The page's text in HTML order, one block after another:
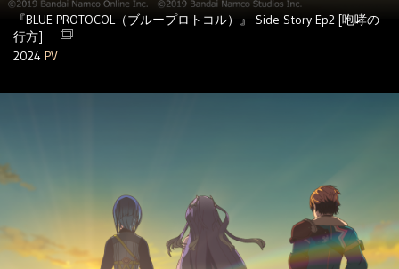
『BLUE PROTOCOL（ブループロトコル）』 Side Story Ep2 [咆哮の
行方]
2024 PV